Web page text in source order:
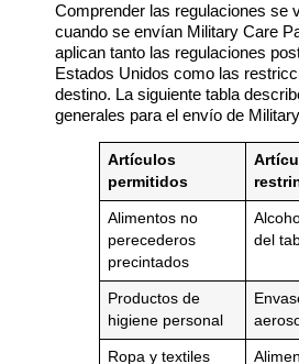
Comprender las regulaciones se
cuando se envían Military Care
aplican tanto las regulaciones
Estados Unidos como las
destino. La siguiente tabla
generales para el envío de
Artículos
permitidos
Alimentos no
perecederos
precintados
del
Productos de
higiene personal
Ropa y textiles